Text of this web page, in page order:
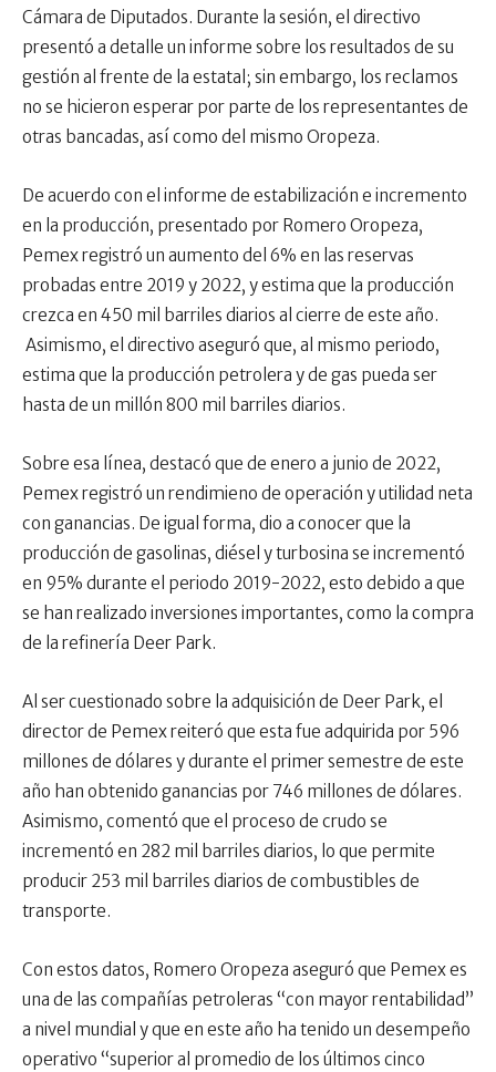
Cámara de Diputados. Durante la sesión, el directivo
presentó a detalle un informe sobre los resultados de su
gestión al frente de la estatal; sin embargo, los reclamos
no se hicieron esperar por parte de los representantes de
otras bancadas, así como del mismo Oropeza.
De acuerdo con el informe de estabilización e incremento
en la producción, presentado por Romero Oropeza,
Pemex registró un aumento del 6% en las reservas
probadas entre 2019 y 2022, y estima que la producción
crezca en 450 mil barriles diarios al cierre de este año.
Asimismo, el directivo aseguró que, al mismo periodo,
estima que la producción petrolera y de gas pueda ser
hasta de un millón 800 mil barriles diarios.
Sobre esa línea, destacó que de enero a junio de 2022,
Pemex registró un rendimieno de operación y utilidad neta
con ganancias. De igual forma, dio a conocer que la
producción de gasolinas, diésel y turbosina se incrementó
en 95% durante el periodo 2019-2022, esto debido a que
se han realizado inversiones importantes, como la compra
de la refinería Deer Park.
Al ser cuestionado sobre la adquisición de Deer Park, el
director de Pemex reiteró que esta fue adquirida por 596
millones de dólares y durante el primer semestre de este
año han obtenido ganancias por 746 millones de dólares.
Asimismo, comentó que el proceso de crudo se
incrementó en 282 mil barriles diarios, lo que permite
producir 253 mil barriles diarios de combustibles de
transporte.
Con estos datos, Romero Oropeza aseguró que Pemex es
una de las compañías petroleras “con mayor rentabilidad”
a nivel mundial y que en este año ha tenido un desempeño
operativo “superior al promedio de los últimos cinco